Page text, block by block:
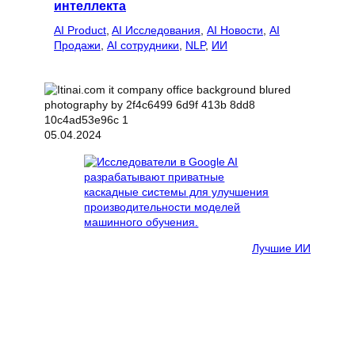
интеллекта
AI Product, AI Исследования, AI Новости, AI
Продажи, AI сотрудники, NLP, ИИ
05.04.2024
Лучшие ИИ